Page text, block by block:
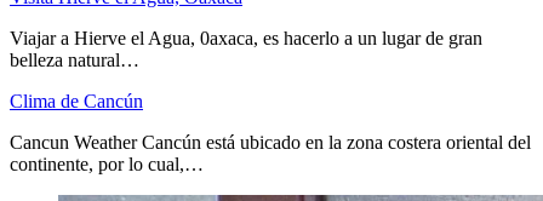
Viajar a Hierve el Agua, 0axaca, es hacerlo a un lugar de gran
belleza natural…
Clima de Cancún
Cancun Weather Cancún está ubicado en la zona costera oriental del
continente, por lo cual,…